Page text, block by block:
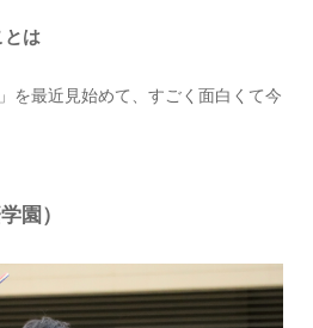
とは
を最近見始めて、すごく面白くて今
園）